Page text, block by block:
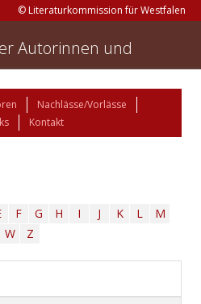
© Literaturkommission für Westfalen
Autorinnen und
Nachlässe/Vorlässe
Kontakt
F G H I J K L
M
W Z